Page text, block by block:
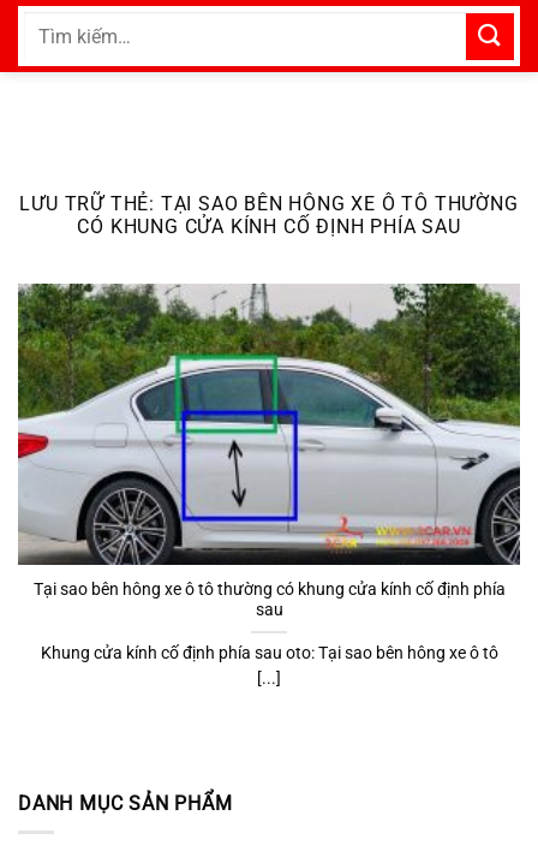
Bỏ
nội
Tìm
LƯU TRỮ THẺ: TẠI SAO BÊN HÔNG XE Ô TÔ THƯỜNG
CÓ KHUNG CỬA KÍNH CỐ ĐỊNH PHÍA SAU
DANH MỤC SẢN PHẨM
Tại sao bên hông xe ô tô thường có khung cửa kính cố định phía
sau
Khung cửa kính cố định phía sau oto: Tại sao bên hông xe ô tô
[...]